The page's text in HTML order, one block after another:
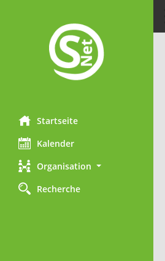
Startseite
Kalender
Organisation
Recherche